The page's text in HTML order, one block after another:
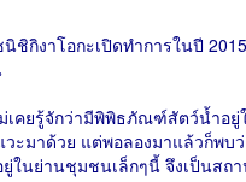
นิชิกิงาโอกะเปิดทำการในปี
เคยรู้จักว่ามีพิพิธภัณฑ์สัตว์น้ำอยู่
วะมาด้วย แต่พอลองมาแล้วก็พ
ยู่ในย่านชุมชนเล็กๆนี้ จึงเป็นสถ